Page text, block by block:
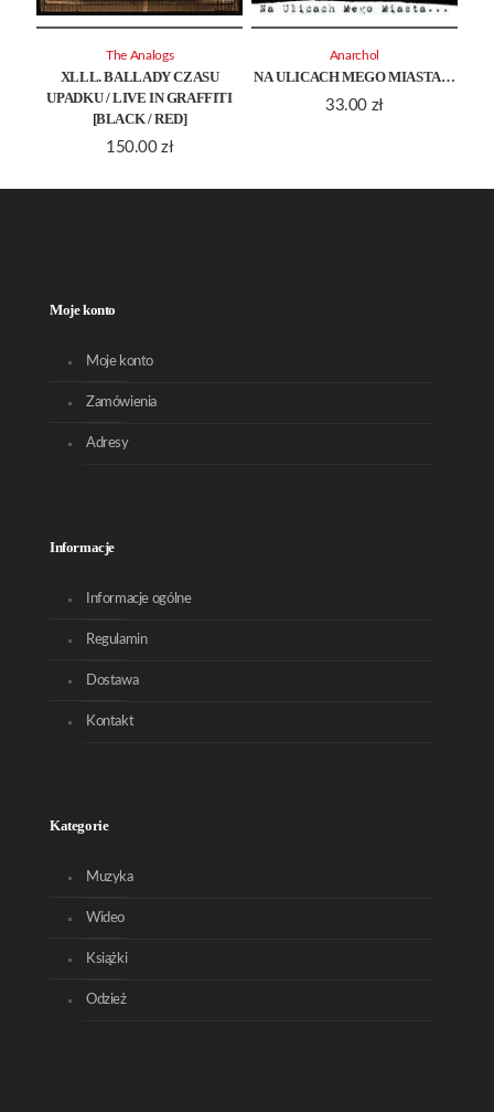
XLLL. BALLADY CZASU
UPADKU / LIVE IN GRAFFITI
[BLACK / RED]
150.00 zł
The Analogs
NA ULICACH MEGO MIASTA…
33.00 zł
Anarchol
Moje konto
Moje konto
Zamówienia
Adresy
Informacje
Informacje ogólne
Regulamin
Dostawa
Kontakt
Kategorie
Muzyka
Wideo
Książki
Odzież